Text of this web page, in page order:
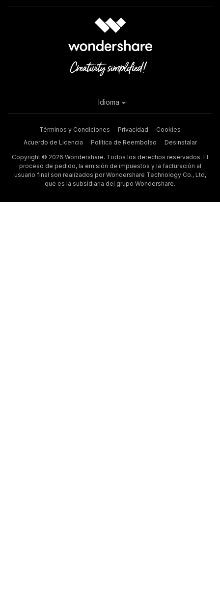
Términos y Condiciones Privacidad
Cookies
Acuerdo de Licencia
Política de Reembolso
Desinstalar
Copyright © 2026 Wondershare. Todos los derechos reservados. El
proceso de pedido, la emisión de impuestos y la facturación al
usuario final son realizados por Wondershare Technology Co., Ltd,
que es la subsidiaria del grupo Wondershare.
Idioma